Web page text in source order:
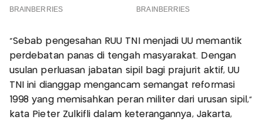
"Sebab pengesahan RUU TNI menjadi UU memantik
perdebatan panas di tengah masyarakat. Dengan
usulan perluasan jabatan sipil bagi prajurit aktif, UU
TNI ini dianggap mengancam semangat reformasi
1998 yang memisahkan peran militer dari urusan sipil,"
kata Pieter Zulkifli dalam keterangannya, Jakarta,